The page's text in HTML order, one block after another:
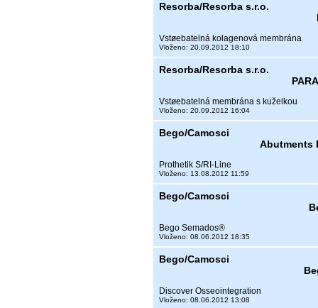
Resorba/Resorba s.r.o.
Vstøebatelná kolagenová membrána
Vloženo: 20.09.2012 18:10
Resorba/Resorba s.r.o.
Vstøebatelná membrána s kuželkou
Vloženo: 20.09.2012 16:04
Bego/Camosci
Abutments
Prothetik S/RI-Line
Vloženo: 13.08.2012 11:59
Bego/Camosci
Bego Semados®
Vloženo: 08.06.2012 18:35
Bego/Camosci
Discover Osseointegration
Vloženo: 08.06.2012 13:08